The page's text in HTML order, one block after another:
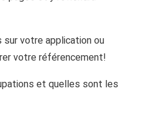
votre application ou
votre référencement!
et quelles sont les